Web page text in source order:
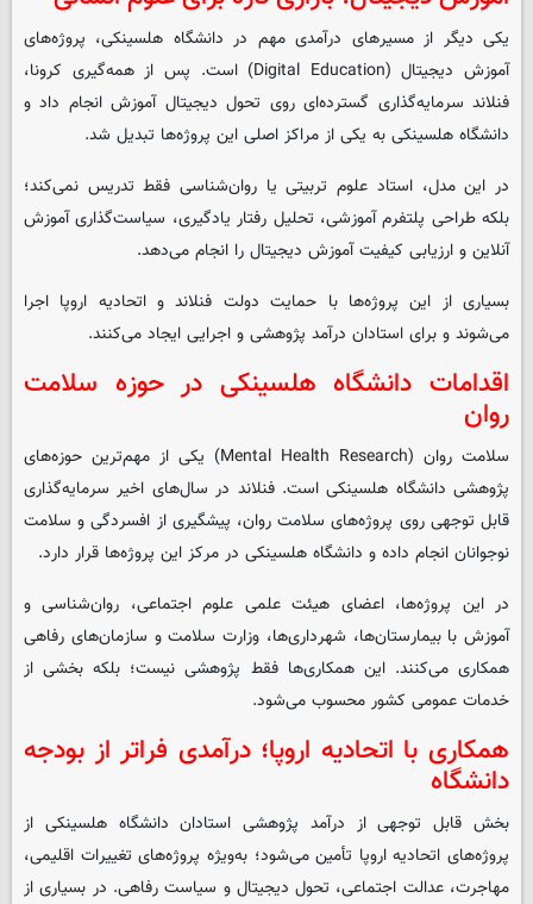
یکی دیگر از مسیرهای درآمدی مهم در دانشگاه هلسینکی، پروژه‌های
آموزش دیجیتال (Digital Education) است. پس از همه‌گیری کرونا،
فنلاند سرمایه‌گذاری گسترده‌ای روی تحول دیجیتال آموزش انجام داد و
دانشگاه هلسینکی به یکی از مراکز اصلی این پروژه‌ها تبدیل شد.
در این مدل، استاد علوم تربیتی یا روان‌شناسی فقط تدریس نمی‌کند؛
بلکه طراحی پلتفرم آموزشی، تحلیل رفتار یادگیری، سیاست‌گذاری آموزش
آنلاین و ارزیابی کیفیت آموزش دیجیتال را انجام می‌دهد.
بسیاری از این پروژه‌ها با حمایت دولت فنلاند و اتحادیه اروپا اجرا
می‌شوند و برای استادان درآمد پژوهشی و اجرایی ایجاد می‌کنند.
اقدامات دانشگاه هلسینکی در حوزه سلامت
روان
سلامت روان (Mental Health Research) یکی از مهم‌ترین حوزه‌های
پژوهشی دانشگاه هلسینکی است. فنلاند در سال‌های اخیر سرمایه‌گذاری
قابل توجهی روی پروژه‌های سلامت روان، پیشگیری از افسردگی و سلامت
نوجوانان انجام داده و دانشگاه هلسینکی در مرکز این پروژه‌ها قرار دارد.
در این پروژه‌ها، اعضای هیئت علمی علوم اجتماعی، روان‌شناسی و
آموزش با بیمارستان‌ها، شهرداری‌ها، وزارت سلامت و سازمان‌های رفاهی
همکاری می‌کنند. این همکاری‌ها فقط پژوهشی نیست؛ بلکه بخشی از
خدمات عمومی کشور محسوب می‌شود.
همکاری با اتحادیه اروپا؛ درآمدی فراتر از بودجه
دانشگاه
بخش قابل توجهی از درآمد پژوهشی استادان دانشگاه هلسینکی از
پروژه‌های اتحادیه اروپا تأمین می‌شود؛ به‌ویژه پروژه‌های تغییرات اقلیمی،
مهاجرت، عدالت اجتماعی، تحول دیجیتال و سیاست رفاهی. در بسیاری از